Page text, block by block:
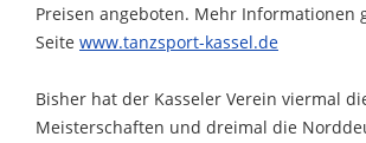
Preisen angeboten. Mehr Informationen
Seite www.tanzsport-kassel.de
Bisher hat der Kasseler Verein viermal
Meisterschaften und dreimal die